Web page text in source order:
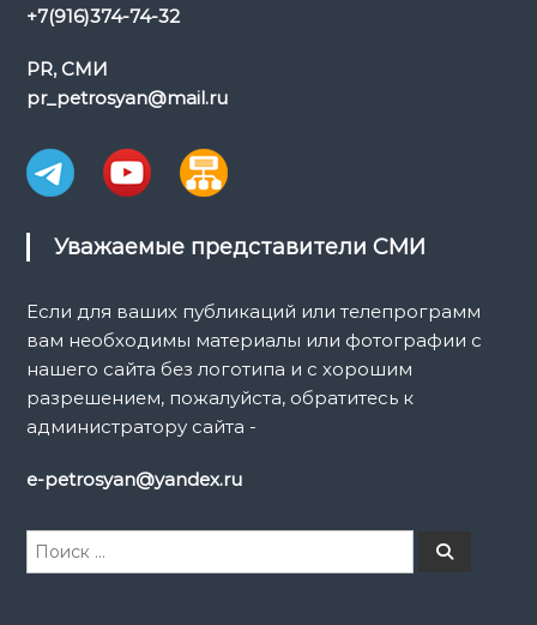
+7(916)374-74-32
PR, СМИ
pr_petrosyan@mail.ru
Уважаемые представители СМИ
Если для ваших публикаций или телепрограмм
вам необходимы материалы или фотографии с
нашего сайта без логотипа и с хорошим
разрешением, пожалуйста, обратитесь к
администратору сайта -
e-petrosyan@yandex.ru
И
П